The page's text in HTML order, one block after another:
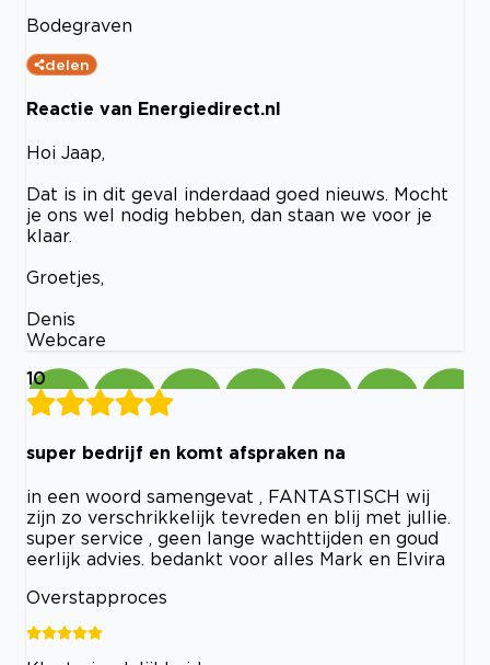
Bodegraven
delen
Reactie van Energiedirect.nl
Hoi Jaap,
Dat is in dit geval inderdaad goed nieuws. Mocht
je ons wel nodig hebben, dan staan we voor je
klaar.
Groetjes,
Denis
Webcare
10
super bedrijf en komt afspraken na
in een woord samengevat , FANTASTISCH wij
zijn zo verschrikkelijk tevreden en blij met jullie.
super service , geen lange wachttijden en goud
eerlijk advies. bedankt voor alles Mark en Elvira
Overstapproces